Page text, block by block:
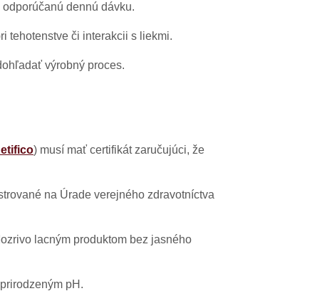
dennú dávku.
tehotenstve či interakcii s liekmi.
výrobný proces.
) musí mať certifikát zaručujúci, že
na Úrade verejného zdravotníctva
lacným produktom bez jasného
pH.